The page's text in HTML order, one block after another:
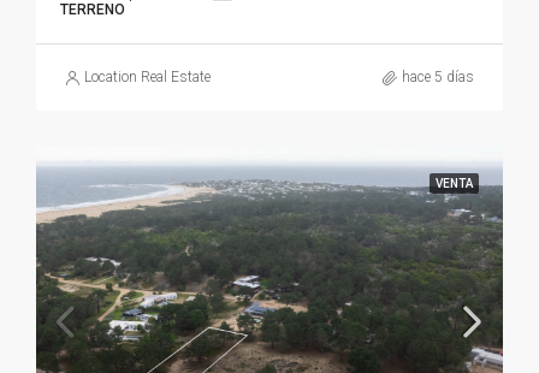
TERRENO
Location Real Estate hace 5 días
VENTA